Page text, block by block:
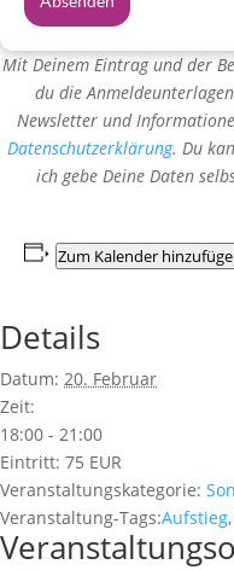
Mit Deinem Eintrag und der
du die
Newsletter und
Datenschutzerklärung. Du
ich gebe Deine Daten
Zum Kalender
Details
Datum: 20. Februar
Zeit:
18:00 - 21:00
Eintritt: 75 EUR
Veranstaltungskategorie:
Veranstaltung-Tags:Aufstieg,